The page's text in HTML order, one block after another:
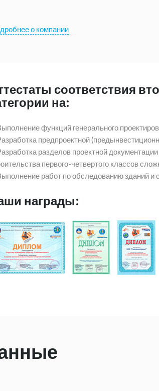
о компании
соответствия
на:
функций генерального
предпроектной
разделов проектной
первого-четвертого классов
работ по обследованию зданий и
награды: